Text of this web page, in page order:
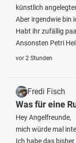
künstlich
Aber irgendwie bin
Habt ihr zufällig
Ansonsten Petri
vor 2 Stunden
Fredi Fisch
Was für eine
Hey Angelfreunde,
mich würde mal
Ich habe das